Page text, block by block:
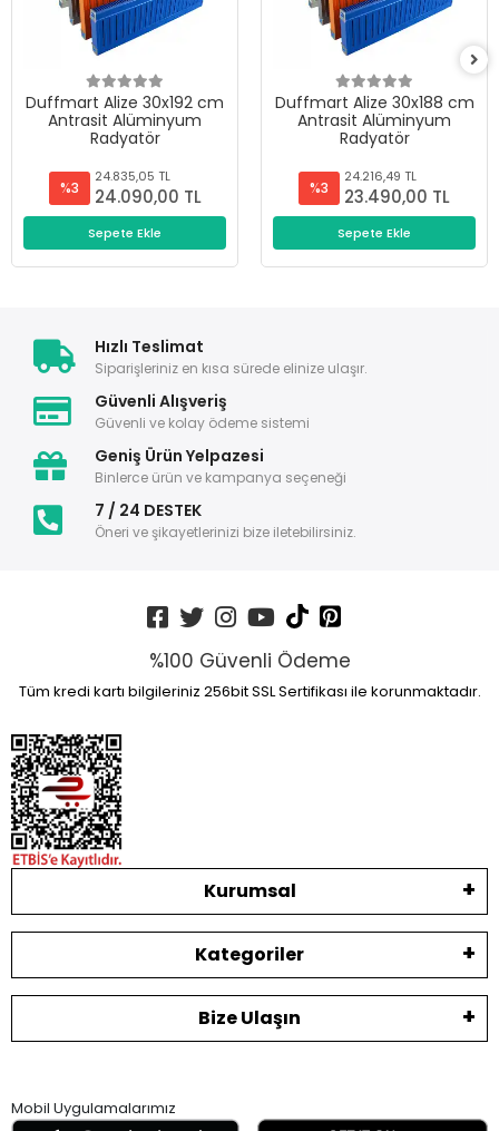
Duffmart Alize 30x192 cm
Antrasit Alüminyum
Radyatör
%3
24.835,05 TL
24.090,00 TL
Sepete Ekle
Duffmart Alize 30x188 cm
Antrasit Alüminyum
Radyatör
%3
24.216,49 TL
23.490,00 TL
Sepete Ekle
Hızlı Teslimat
Siparişleriniz en kısa sürede elinize ulaşır.
Güvenli Alışveriş
Güvenli ve kolay ödeme sistemi
Geniş Ürün Yelpazesi
Binlerce ürün ve kampanya seçeneği
7 / 24 DESTEK
Öneri ve şikayetlerinizi bize iletebilirsiniz.
%100 Güvenli Ödeme
Tüm kredi kartı bilgileriniz 256bit SSL Sertifikası ile korunmaktadır.
Kurumsal
Kategoriler
Bize Ulaşın
Mobil Uygulamalarımız